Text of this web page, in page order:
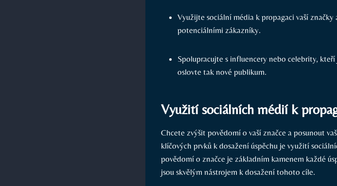
Využijte sociální média k propagaci vaší značky
potenciálními zákazníky.
Spolupracujte s influencery nebo celebrity,
oslovte tak nové publikum.
Využití sociálních médií k
Chcete zvýšit povědomí o vaší značce a posunout
klíčových prvků k dosažení úspěchu je využití
povědomí o značce je základním kamenem každé
jsou skvělým nástrojem k dosažení tohoto cíle.